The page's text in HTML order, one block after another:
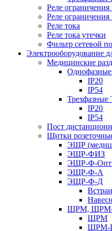
Реле
Реле ограничения
Реле тока
Реле тока утечки
Фильтр сетевой
Электрооборудование
Медицинские
IP20
IP54
Трехфазные
IP20
IP54
Пост
Щитки
ЭЩР
ЭЩР-ФИЗ
ЭЩР-Ф-
ЭЩР-Ф-А
ЭЩР-Ф-Д
ЩРМ,
ЩРМ
ЩРМ-